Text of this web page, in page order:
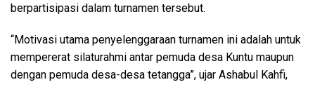
berpartisipasi dalam turnamen tersebut.
“Motivasi utama penyelenggaraan turnamen ini adalah untuk
mempererat silaturahmi antar pemuda desa Kuntu maupun
dengan pemuda desa-desa tetangga”, ujar Ashabul Kahfi,